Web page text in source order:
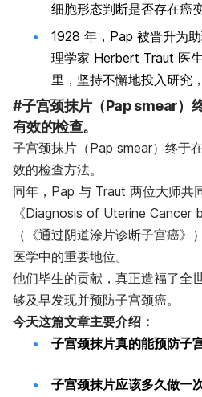
细胞形态判断是否存在癌
1928 年，Pap 被晋升为
理学家 Herbert Traut 医
里，坚持不懈地投入研究
#子宫颈抹片（Pap smear）
有效的检查。
子宫颈抹片（Pap smear）终于
效的检查方法。
同年，Pap 与 Traut 两位大师共
《Diagnosis of Uterine Cancer
（《通过阴道涂片诊断子宫癌
医学中的重要地位。
他们毕生的贡献，真正造福了全
够及早发现并预防子宫颈癌。
今天这篇文章主要介绍：
子宫颈抹片真的能预防子
子宫颈抹片应该多久做一